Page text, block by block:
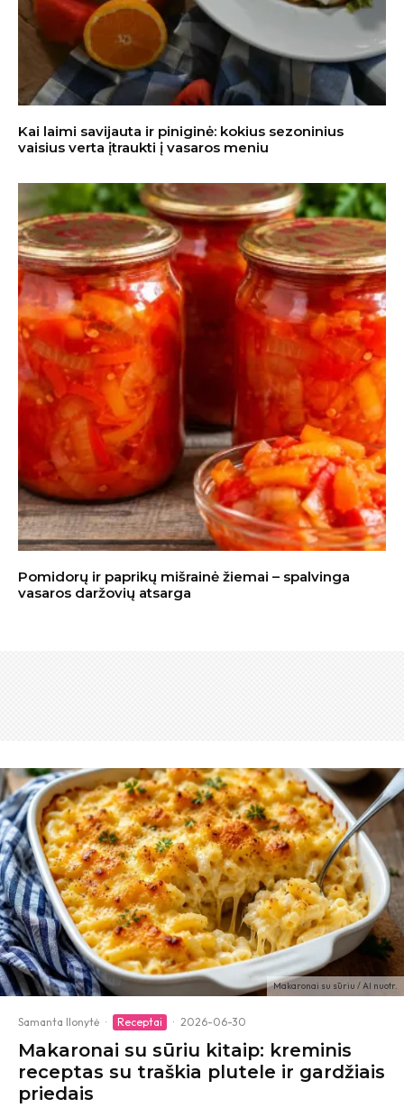
Kai laimi savijauta ir piniginė: kokius sezoninius
vaisius verta įtraukti į vasaros meniu
Pomidorų ir paprikų mišrainė žiemai – spalvinga
vasaros daržovių atsarga
Makaronai su sūriu / AI nuotr.
Samanta Ilonytė · Receptai · 2026-06-30
Makaronai su sūriu kitaip: kreminis
receptas su traškia plutele ir gardžiais
priedais